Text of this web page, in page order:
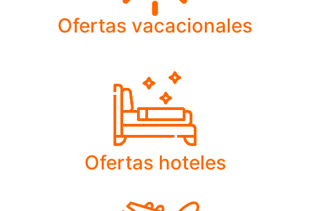
Ofertas vacacionales
Ofertas hoteles